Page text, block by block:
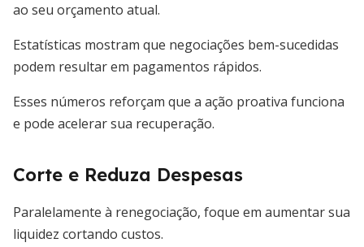
ao seu orçamento atual.
Estatísticas mostram que negociações bem-sucedidas
podem resultar em pagamentos rápidos.
Esses números reforçam que a ação proativa funciona
e pode acelerar sua recuperação.
Corte e Reduza Despesas
Paralelamente à renegociação, foque em aumentar sua
liquidez cortando custos.